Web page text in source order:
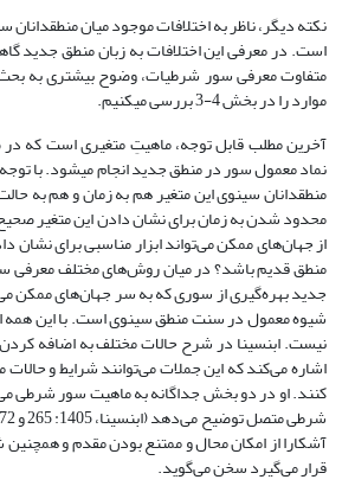
نکته دیگر، ناظر به اختلافات موجود میان
است. در معرفی این اختلافات به زبان منطق جدید
متفاوت معرفی سور شرطیات، وضوح بیشتری به بحث
موارد را در بخش 4-3 بررسی می­کنیم.
آخرین مطلب قابل توجه، ماهیتِ متغیری است که
نماد معمول سور در منطق جدید انجام می­شود. با توجه
منطق­دانان سینوی این متغیر هم به زمان و هم به
محدود شدن به زمان برای نشان دادن این متغیر
از جهان‌های ممکن می‌تواند ابزار مناسبی برای
منطق قدیم باشد؟ در میان روش‌های مختلف معرفی
جدید بهره‌گیری از سوری که به سر جهان‌های ممکن
شیوه معمول در سنت منطق سینوی است. با این همه
نیست. ابن­سینا در شرح حالات مختلف به اضافه
اشاره می‌کند که این جملات می‌توانند شرایط و حالات
کنند. او در دو بخش جداگانه به ماهیت سور شرطی
آشکارا از امکان محال و ممتنع بودن مقدم و
قرار می‌گیرد سخن می‌گوید.